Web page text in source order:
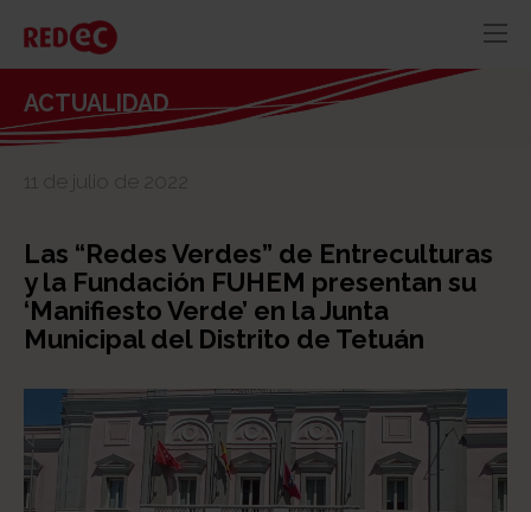
RECURSOS
ACTUALIDAD
11 de julio de 2022
Las “Redes Verdes” de Entreculturas
y la Fundación FUHEM presentan su
‘Manifiesto Verde’ en la Junta
Municipal del Distrito de Tetuán